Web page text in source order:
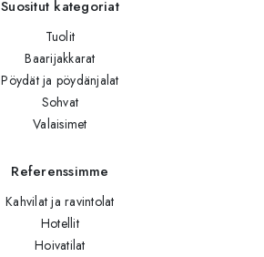
Suositut kategoriat
Tuolit
Baarijakkarat
Pöydät ja pöydänjalat
Sohvat
Valaisimet
Referenssimme
Kahvilat ja ravintolat
Hotellit
Hoivatilat